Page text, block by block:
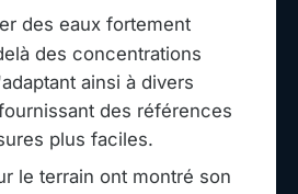
des eaux fortement
des concentrations
ainsi à divers
des références
plus faciles.
le terrain ont montré son